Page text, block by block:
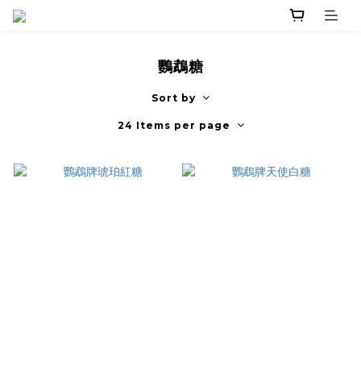
鸚鵡糖
Sort by
24 Items per page